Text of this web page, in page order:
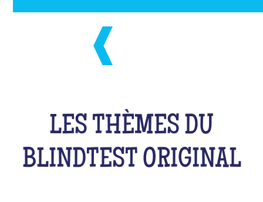
LES THÈMES DU
BLINDTEST ORIGINAL